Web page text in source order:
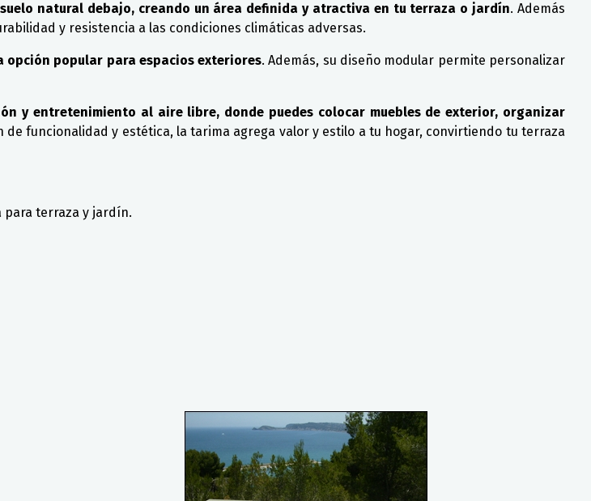
natural debajo, creando un área definida y atractiva en tu terraza o jardín. Además
y resistencia a las condiciones climáticas adversas.
opción popular para espacios exteriores. Además, su diseño modular permite personalizar
y entretenimiento al aire libre, donde puedes colocar muebles de exterior, organizar
de funcionalidad y estética, la tarima agrega valor y estilo a tu hogar, convirtiendo tu terraza
para terraza y jardín.